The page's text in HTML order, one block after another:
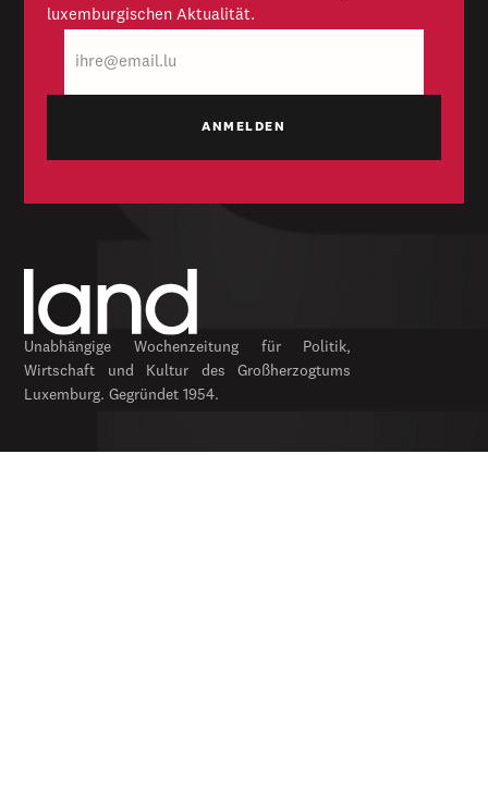
luxemburgischen Aktualität.
Mail
Unabhängige Wochenzeitung für Politik,
Wirtschaft und Kultur des Großherzogtums
Luxemburg. Gegründet 1954.